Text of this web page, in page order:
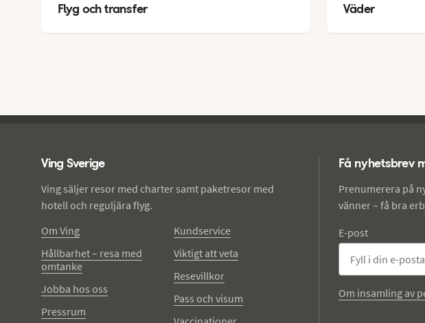
Flyg och transfer
14°
Väder
Ving Sverige
Ving säljer resor med charter samt paketresor med
hotell och reguljära flyg.
Om Ving
Hållbarhet – resa med
omtanke
Jobba hos oss
Pressrum
Kundservice
Viktigt att veta
Resevillkor
Pass och visum
Få nyhetsbrev
Prenumerera på
vänner – få bra
E-post
Om insamling av